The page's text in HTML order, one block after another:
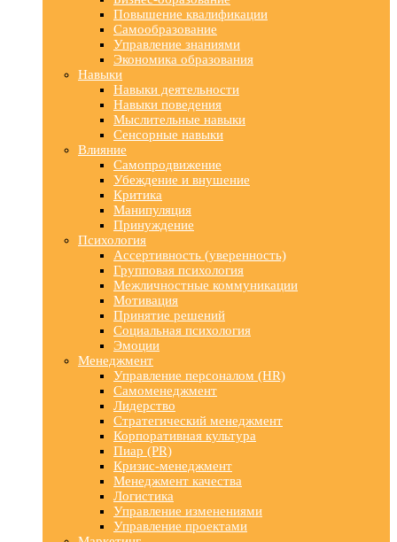
Повышение квалификации
Самообразование
Управление знаниями
Экономика образования
Навыки
Навыки деятельности
Навыки поведения
Мыслительные навыки
Сенсорные навыки
Влияние
Самопродвижение
Убеждение и внушение
Критика
Манипуляция
Принуждение
Психология
Ассертивность (уверенность)
Групповая психология
Межличностные коммуникации
Мотивация
Принятие решений
Социальная психология
Эмоции
Менеджмент
Управление персоналом (HR)
Самоменеджмент
Лидерство
Стратегический менеджмент
Корпоративная культура
Пиар (PR)
Кризис-менеджмент
Менеджмент качества
Логистика
Управление изменениями
Управление проектами